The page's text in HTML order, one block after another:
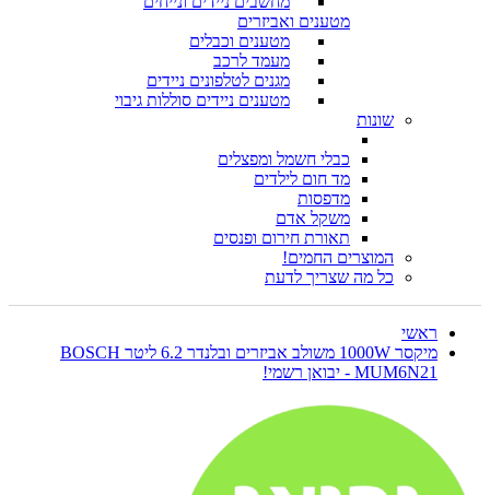
מטענים ואביזרים
מטענים וכבלים
מעמד לרכב
מגנים לטלפונים ניידים
מטענים ניידים סוללות גיבוי
שונות
כבלי חשמל ומפצלים
מד חום לילדים
מדפסות
משקל אדם
תאורת חירום ופנסים
המוצרים החמים!
כל מה שצריך לדעת
ראשי
מיקסר 1000W משולב אביזרים ובלנדר 6.2 ליטר BOSCH
MUM6N21 - יבואן רשמי!